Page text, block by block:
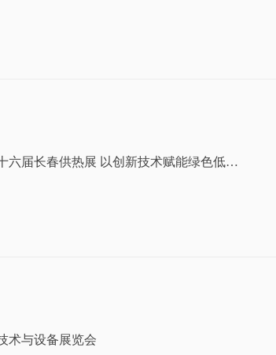
六届长春供热展 以创新技术赋能绿色低碳
术与设备展览会